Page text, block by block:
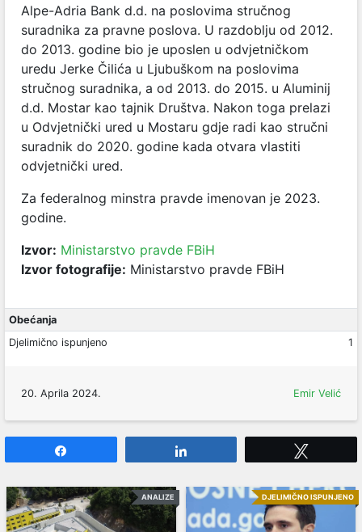
Alpe-Adria Bank d.d. na poslovima stručnog
suradnika za pravne poslova. U razdoblju od 2012.
do 2013. godine bio je uposlen u odvjetničkom
uredu Jerke Čilića u Ljubuškom na poslovima
stručnog suradnika, a od 2013. do 2015. u Aluminij
d.d. Mostar kao tajnik Društva. Nakon toga prelazi
u Odvjetnički ured u Mostaru gdje radi kao stručni
suradnik do 2020. godine kada otvara vlastiti
odvjetnički ured.
Za federalnog minstra pravde imenovan je 2023.
godine.
Izvor: Ministarstvo pravde FBiH
Izvor fotografije: Ministarstvo pravde FBiH
Obećanja
Djelimično ispunjeno
1
20. Aprila 2024. Emir Velić
ANALIZE DJELIMIČNO ISPUNJENO